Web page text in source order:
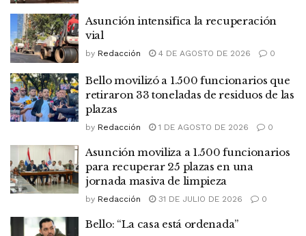
Asunción intensifica la recuperación
vial
by Redacción 4 DE AGOSTO DE 2026 0
Bello movilizó a 1.500 funcionarios que
retiraron 33 toneladas de residuos de las
plazas
by Redacción 1 DE AGOSTO DE 2026 0
Asunción moviliza a 1.500 funcionarios
para recuperar 25 plazas en una
jornada masiva de limpieza
by Redacción 31 DE JULIO DE 2026 0
Bello: “La casa está ordenada”